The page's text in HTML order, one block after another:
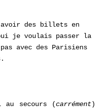
des billets en
je voulais passer la
avec des Parisiens
au secours (carrément)